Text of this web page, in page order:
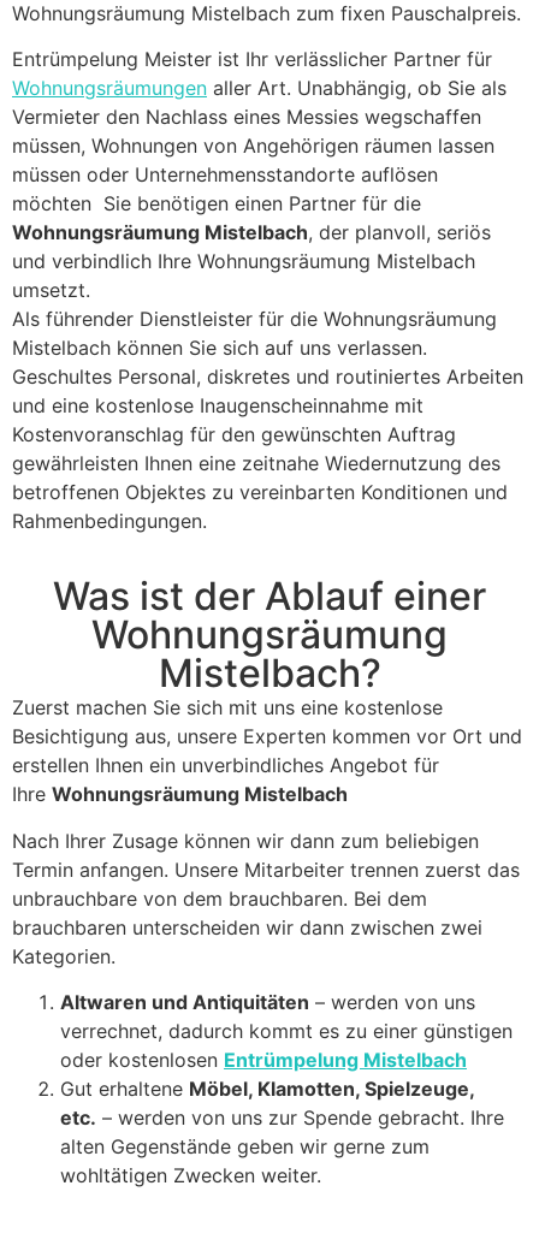
Wohnungsräumung Mistelbach zum fixen Pauschalpreis.
Entrümpelung Meister ist Ihr verlässlicher Partner für
Wohnungsräumungen aller Art. Unabhängig, ob Sie als
Vermieter den Nachlass eines Messies wegschaffen
müssen, Wohnungen von Angehörigen räumen lassen
müssen oder Unternehmensstandorte auflösen
möchten Sie benötigen einen Partner für die
Wohnungsräumung Mistelbach, der planvoll, seriös
und verbindlich Ihre Wohnungsräumung Mistelbach
umsetzt.
Als führender Dienstleister für die Wohnungsräumung
Mistelbach können Sie sich auf uns verlassen.
Geschultes Personal, diskretes und routiniertes Arbeiten
und eine kostenlose Inaugenscheinnahme mit
Kostenvoranschlag für den gewünschten Auftrag
gewährleisten Ihnen eine zeitnahe Wiedernutzung des
betroffenen Objektes zu vereinbarten Konditionen und
Rahmenbedingungen.
Was ist der Ablauf einer
Wohnungsräumung
Mistelbach?
Zuerst machen Sie sich mit uns eine kostenlose
Besichtigung aus, unsere Experten kommen vor Ort und
erstellen Ihnen ein unverbindliches Angebot für
Ihre Wohnungsräumung Mistelbach
Nach Ihrer Zusage können wir dann zum beliebigen
Termin anfangen. Unsere Mitarbeiter trennen zuerst das
unbrauchbare von dem brauchbaren. Bei dem
brauchbaren unterscheiden wir dann zwischen zwei
Kategorien.
Altwaren und Antiquitäten – werden von uns
verrechnet, dadurch kommt es zu einer günstigen
oder kostenlosen Entrümpelung Mistelbach
Gut erhaltene Möbel, Klamotten, Spielzeuge,
etc. – werden von uns zur Spende gebracht. Ihre
alten Gegenstände geben wir gerne zum
wohltätigen Zwecken weiter.